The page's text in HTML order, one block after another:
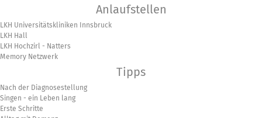
Anlaufstellen
LKH Universitätskliniken Innsbruck
LKH Hall
LKH Hochzirl - Natters
Memory Netzwerk
Tipps
Nach der Diagnosestellung
Singen - ein Leben lang
Erste Schritte